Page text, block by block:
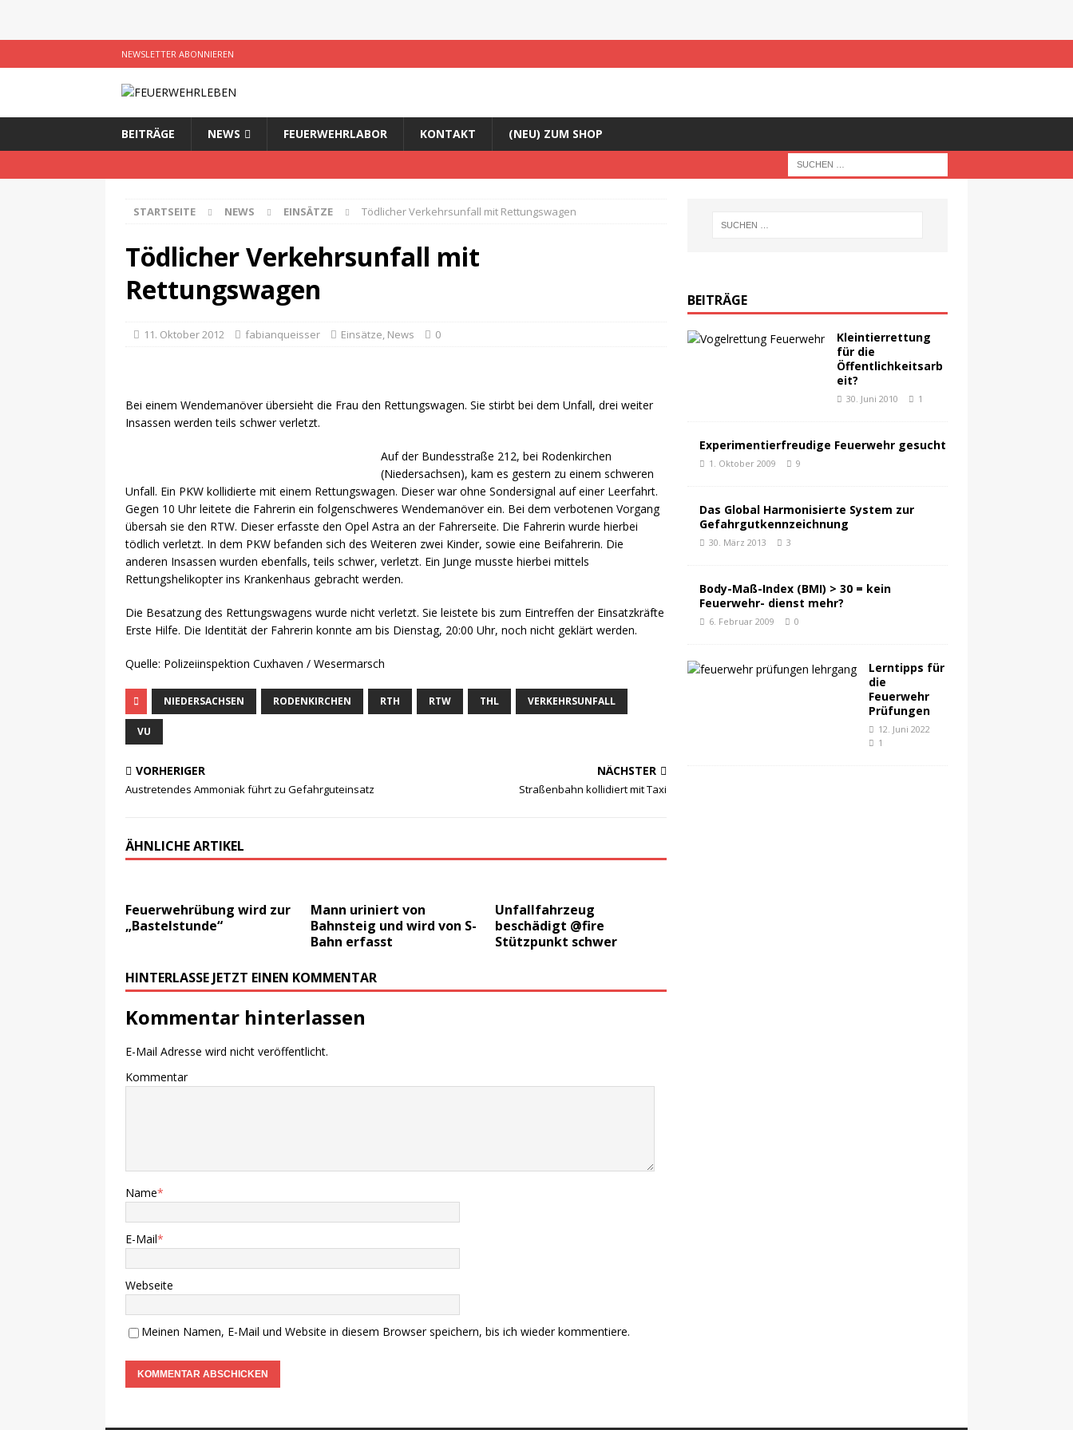
NEWSLETTER ABONNIEREN
BEITRÄGE NEWS FEUERWEHRLABOR KONTAKT (NEU) ZUM SHOP
STARTSEITE NEWS EINSÄTZE Tödlicher Verkehrsunfall mit Rettungswagen
Tödlicher Verkehrsunfall mit
Rettungswagen
11. Oktober 2012 fabianqueisser Einsätze, News 0
Bei einem Wendemanöver übersieht die Frau den Rettungswagen. Sie stirbt bei dem Unfall, drei weiter
Insassen werden teils schwer verletzt.
Auf der Bundesstraße 212, bei Rodenkirchen
(Niedersachsen), kam es gestern zu einem schweren
Unfall. Ein PKW kollidierte mit einem Rettungswagen. Dieser war ohne Sondersignal auf einer Leerfahrt.
Gegen 10 Uhr leitete die Fahrerin ein folgenschweres Wendemanöver ein. Bei dem verbotenen Vorgang
übersah sie den RTW. Dieser erfasste den Opel Astra an der Fahrerseite. Die Fahrerin wurde hierbei
tödlich verletzt. In dem PKW befanden sich des Weiteren zwei Kinder, sowie eine Beifahrerin. Die
anderen Insassen wurden ebenfalls, teils schwer, verletzt. Ein Junge musste hierbei mittels
Rettungshelikopter ins Krankenhaus gebracht werden.
Die Besatzung des Rettungswagens wurde nicht verletzt. Sie leistete bis zum Eintreffen der Einsatzkräfte
Erste Hilfe. Die Identität der Fahrerin konnte am bis Dienstag, 20:00 Uhr, noch nicht geklärt werden.
Quelle: Polizeiinspektion Cuxhaven / Wesermarsch
NIEDERSACHSEN RODENKIRCHEN RTH RTW THL VERKEHRSUNFALL
VU
VORHERIGER
Austretendes Ammoniak führt zu Gefahrguteinsatz
NÄCHSTER
Straßenbahn kollidiert mit Taxi
ÄHNLICHE ARTIKEL
Feuerwehrübung wird zur
„Bastelstunde“
Mann uriniert von
Bahnsteig und wird von S-
Bahn erfasst
Unfallfahrzeug
beschädigt @fire
Stützpunkt schwer
HINTERLASSE JETZT EINEN KOMMENTAR
Kommentar hinterlassen
E-Mail Adresse wird nicht veröffentlicht.
Kommentar
Name*
E-Mail*
Webseite
Meinen Namen, E-Mail und Website in diesem Browser speichern, bis ich wieder kommentiere.
BEITRÄGE
Kleintierrettung
für die
Öffentlichkeitsarb
eit?
30. Juni 2010 1
Experimentierfreudige Feuerwehr gesucht
1. Oktober 2009 9
Das Global Harmonisierte System zur
Gefahrgutkennzeichnung
30. März 2013 3
Body-Maß-Index (BMI) > 30 = kein
Feuerwehr- dienst mehr?
6. Februar 2009 0
Lerntipps für
die
Feuerwehr
Prüfungen
12. Juni 2022
1